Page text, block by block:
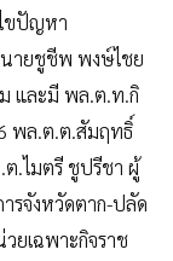
ขปัญหา
ายชูชีพ พงษ์ไชย
ม และมี พล.ต.ท.กิ
พล.ต.ต.สัมฤทธิ์
ต.ไมตรี ชูปรีชา ผู้
ารจังหวัดตาก-ปลัด
ยเฉพาะกิจราช